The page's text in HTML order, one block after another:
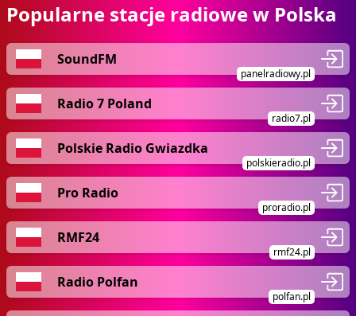
Popularne stacje radiowe w Polska
SoundFM
panelradiowy.pl
Radio 7 Poland
radio7.pl
Polskie Radio Gwiazdka
polskieradio.pl
Pro Radio
proradio.pl
RMF24
rmf24.pl
Radio Polfan
polfan.pl